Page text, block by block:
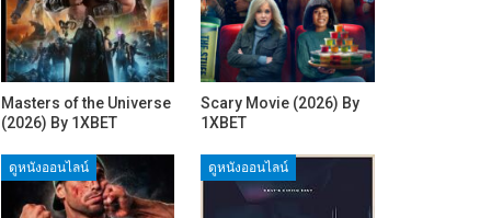
Masters of the Universe
(2026) By 1XBET
Scary Movie (2026) By
1XBET
ดูหนังออนไลน์ ดูหนังออนไลน์